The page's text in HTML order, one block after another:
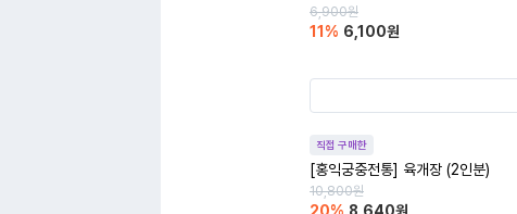
6,900원
11 % 6,100원
직접 구매한
[홍익궁중전통] 육개장 (2인분)
10,800원